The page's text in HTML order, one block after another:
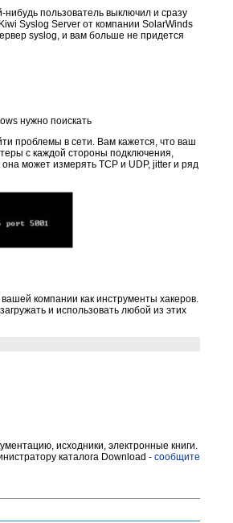
нибудь пользователь выключил и сразу
Syslog Server от компании SolarWinds
syslog, и вам больше не придется
нужно поискать
проблемы в сети. Вам кажется, что ваш
с каждой стороны подключения,
может измерять TCP и UDP, jitter и ряд
компании как инструменты хакеров.
и использовать любой из этих
исходники, электронные книги.
каталога Download - сообщите